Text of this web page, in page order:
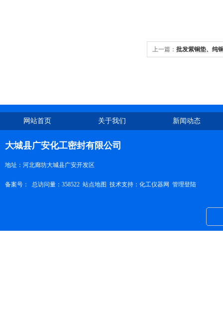
上一篇： 批发紫铜垫、纯
网站首页 关于我们 新闻动态
大城县广安化工密封有限公司
地址：河北廊坊大城县广安开发区
备案号： 总访问量：358522 站点地图 技术支持： 化工仪器网 管理登陆